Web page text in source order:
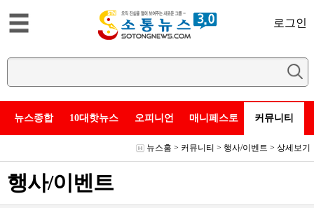
로그인
뉴스종합 10대핫뉴스 오피니언 매니페스토 커뮤니티
뉴스홈 > 커뮤니티 > 행사/이벤트 > 상세보기
행사/이벤트